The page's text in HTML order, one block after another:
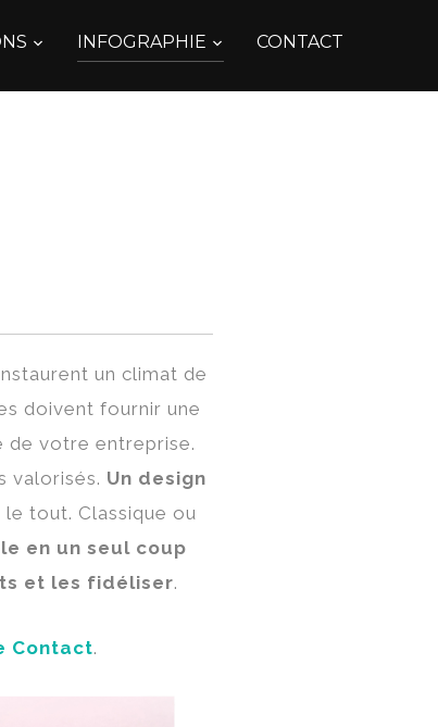
INFOGRAPHIE CONTACT
un climat de
doivent fournir une
de votre entreprise.
valorisés. Un design
tout. Classique ou
en un seul coup
et les fidéliser.
Contact.